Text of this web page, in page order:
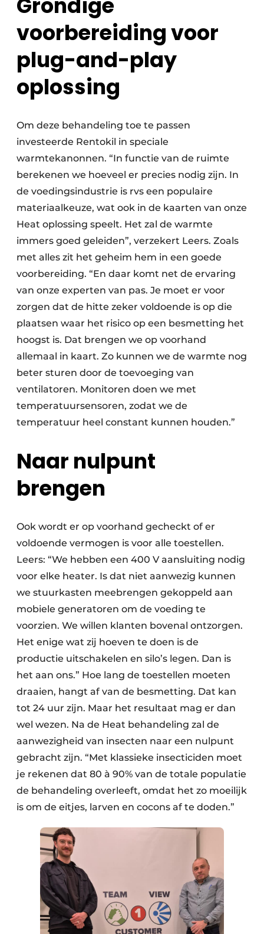
voorbereiding voor
plug-and-play
oplossing
Om deze behandeling toe te passen
investeerde Rentokil in speciale
warmtekanonnen. “In functie van de ruimte
berekenen we hoeveel er precies nodig zijn. In
de voedings­industrie is rvs een populaire
materiaalkeuze, wat ook in de kaarten van onze
Heat oplossing speelt. Het zal de warmte
immers goed geleiden”, verzekert Leers. Zoals
met alles zit het geheim hem in een goede
voorbereiding. “En daar komt net de ervaring
van onze exper­ten van pas. Je moet er voor
zorgen dat de hitte zeker voldoende is op die
plaatsen waar het risico op een besmetting het
hoogst is. Dat brengen we op voorhand
allemaal in kaart. Zo kunnen we de warmte nog
beter sturen door de toevoeging van
ventilatoren. Monitoren doen we met
temperatuur­sensoren, zodat we de
temperatuur heel constant kunnen houden.”
Naar nulpunt
brengen
Ook wordt er op voorhand gecheckt of er
voldoende vermogen is voor alle toestellen.
Leers: “We hebben een 400 V aansluiting nodig
voor elke heater. Is dat niet aanwezig kunnen
we stuurkasten meebrengen gekoppeld aan
mobiele generatoren om de voeding te
voorzien. We willen klanten bovenal ontzorgen.
Het enige wat zij hoeven te doen is de
productie uitschakelen en silo’s legen. Dan is
het aan ons.” Hoe lang de toestellen moeten
draaien, hangt af van de besmetting. Dat kan
tot 24 uur zijn. Maar het resultaat mag er dan
wel wezen. Na de Heat behandeling zal de
aanwezigheid van insecten naar een nulpunt
gebracht zijn. “Met klassieke insecticiden moet
je rekenen dat 80 à 90% van de totale populatie
de behandeling overleeft, omdat het zo moeilijk
is om de eitjes, larven en cocons af te doden.”